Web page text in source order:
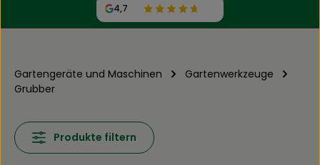
4,7
Gartengeräte und Maschinen
Gartenwerkzeuge
Grubber
Produkte filtern